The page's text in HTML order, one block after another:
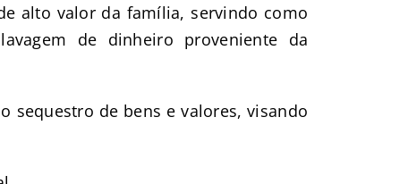
alto valor da família, servindo como
de dinheiro proveniente da
sequestro de bens e valores, visando